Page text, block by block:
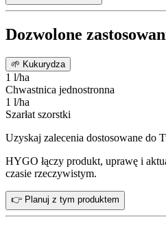
Dozwolone
🌱 Kukurydza
1 l/ha
Chwastnica jednostronna
1 l/ha
Szarłat szorstki
Uzyskaj zalecenia dostosowane do
HYGO łączy produkt, uprawę i
czasie rzeczywistym.
👉 Planuj z tym produktem